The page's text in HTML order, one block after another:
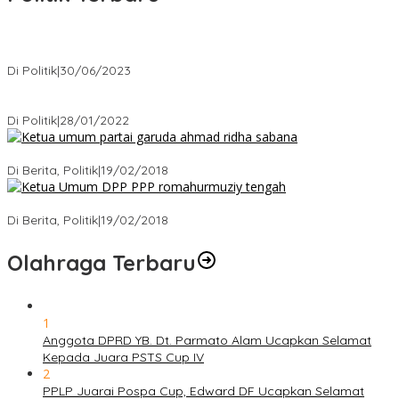
Di Politik|30/06/2023
Di Politik|28/01/2022
Di Berita, Politik|19/02/2018
Di Berita, Politik|19/02/2018
Olahraga Terbaru
1
Anggota DPRD YB. Dt. Parmato Alam Ucapkan Selamat
Kepada Juara PSTS Cup IV
2
PPLP Juarai Pospa Cup, Edward DF Ucapkan Selamat